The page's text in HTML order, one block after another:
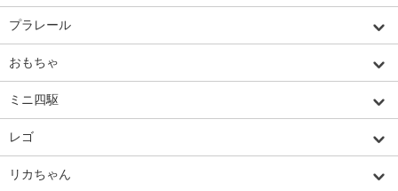
プラレール
おもちゃ
ミニ四駆
レゴ
リカちゃん